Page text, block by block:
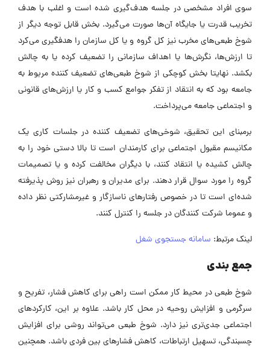
سوی افراد مشخصی در جلسه هدف‌گیری شده است و اغلب با هدف
تخریب قدرت یا جایگاه آن‌ها صورت می‌گیرد. بخش قابل توجه دیگر از
شوخ طبعی‌های مخرب نیز کل گروه و یا کل سازمان را هدفگیری می‌کرد
تا ارزش‌ها، نگرش‌ها یا اهداف سازمانی را تضعیف کرده یا به چالش
بکشد. نهایتا بخش کوچکی از شوخ طبعی‌های تضعیف کننده مربوط به
جامعه بود که به انتقاد از تفکر جوامع کسب و کار یا ارزش‌های قانونی
و اجتماعی جامعه می‌پرداخت.
برمبنای این تحقیق، شوخی‌های تضعیف کننده در جلسات کاری یک
مکانیسم مقبول اجتماعی برای کارمندان است تا بالا دستی خود را به
چالش کشیده یا انتقاد کنند، با دیگران مخالفت کرده و یا تصمیمات
گروه را مورد سوال قرار دهند. برای مدیران و رهبران نیز روش پذیرفته
شده‌ای است تا در خصوص رفتارهای ناسازگار و غیرمشارکتی نظر داده
و عموما شرکت کنندگان در جلسه را کنترل کنند.
لینک مرتبط: سامانه جستجوی شغل
جمع بندی
شوخ طبعی در محیط کار ممکن است راهی برای کاهش فشار، تفریح و
سرگرمی و افزایش روحیه در محل کار باشد. علاوه بر این، کارکردهای
اجتماعی جدی‌تری نیز دارد. شوخ طبعی می‌تواند روشی برای افزایش
چسبندگی، تسهیل ارتباطات، کاهش فشارهای بین فردی باشد. همچنین